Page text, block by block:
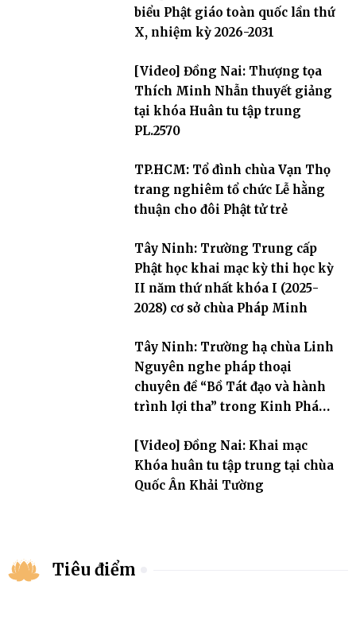
biểu Phật giáo toàn quốc lần thứ
X, nhiệm kỳ 2026-2031
[Video] Đồng Nai: Thượng tọa
Thích Minh Nhẫn thuyết giảng
tại khóa Huân tu tập trung
PL.2570
TP.HCM: Tổ đình chùa Vạn Thọ
trang nghiêm tổ chức Lễ hằng
thuận cho đôi Phật tử trẻ
Tây Ninh: Trường Trung cấp
Phật học khai mạc kỳ thi học kỳ
II năm thứ nhất khóa I (2025-
2028) cơ sở chùa Pháp Minh
Tây Ninh: Trường hạ chùa Linh
Nguyên nghe pháp thoại
chuyên đề “Bồ Tát đạo và hành
trình lợi tha” trong Kinh Pháp
[Video] Đồng Nai: Khai mạc
Khóa huân tu tập trung tại chùa
Quốc Ân Khải Tường
Tiêu điểm